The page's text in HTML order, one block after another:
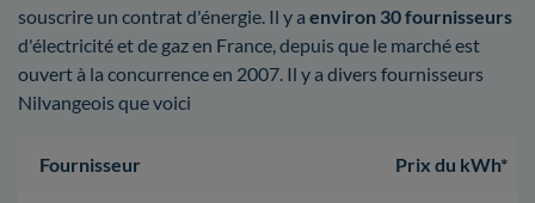
souscrire un contrat d'énergie. Il y a environ 30 fournisseurs
d'électricité et de gaz en France, depuis que le marché est
ouvert à la concurrence en 2007. Il y a divers fournisseurs
Nilvangeois que voici
Fournisseur Prix du kWh*